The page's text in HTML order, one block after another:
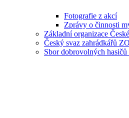
Fotografie z akcí
Zprávy o činnosti
Základní organizace
Český svaz zahrádkářů
Sbor dobrovolných